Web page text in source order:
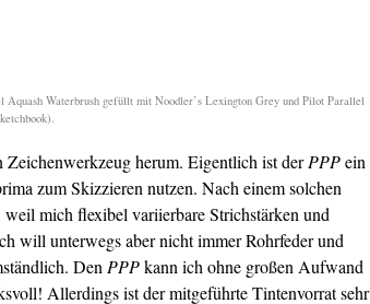
Waterbrush gefüllt mit Noodler’s Lexington Grey und Pilot Parallel
Zeichenwerkzeug herum. Eigentlich ist derPPPein
zum Skizzieren nutzen. Nach einem solchen
mich flexibel variierbare Strichstärken und
will unterwegs aber nicht immer Rohrfeder und
Den PPPkann ich ohne großen Aufwand
Allerdings ist der mitgeführte Tintenvorrat sehr